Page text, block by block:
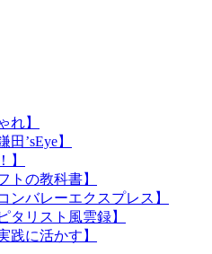
れ】
’sEye】
】
トの教科書】
ンバレーエクスプレス】
タリスト風雲録】
践に活かす】